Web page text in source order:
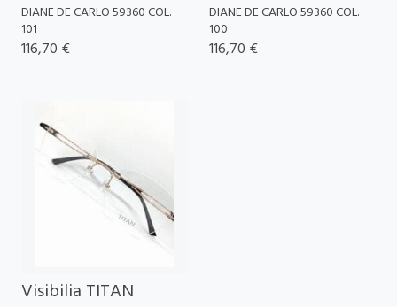
DIANE DE CARLO 59360 COL.
101
116,70 €
DIANE DE CARLO 59360 COL.
100
116,70 €
Visibilia TITAN